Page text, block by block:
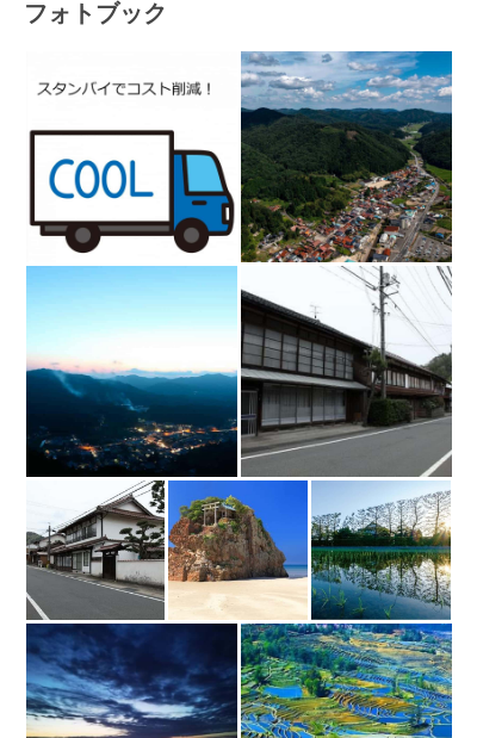
フォトブック